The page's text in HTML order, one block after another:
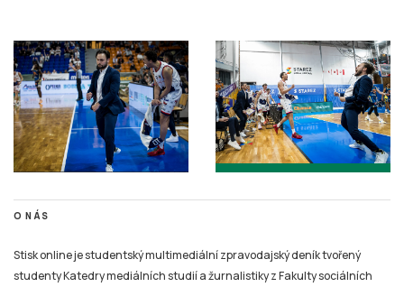
O NÁS
Stisk online je studentský multimediální zpravodajský deník tvořený
studenty Katedry mediálních studií a žurnalistiky z Fakulty sociálních